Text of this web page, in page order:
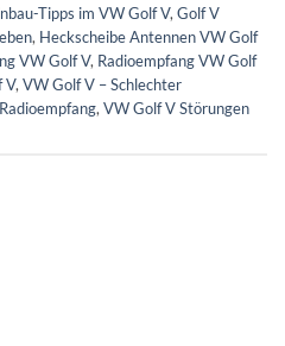
Tipps im VW Golf V, Golf V
, Heckscheibe Antennen VW Golf
VW Golf V, Radioempfang VW Golf
V, VW Golf V – Schlechter
, VW Golf V Störungen